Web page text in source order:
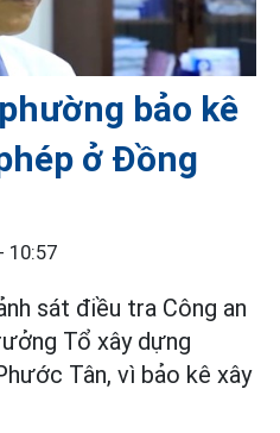
bảo kê
ở Đồng
10:57
sát điều tra Công an
Tổ xây dựng
Tân, vì bảo kê xây